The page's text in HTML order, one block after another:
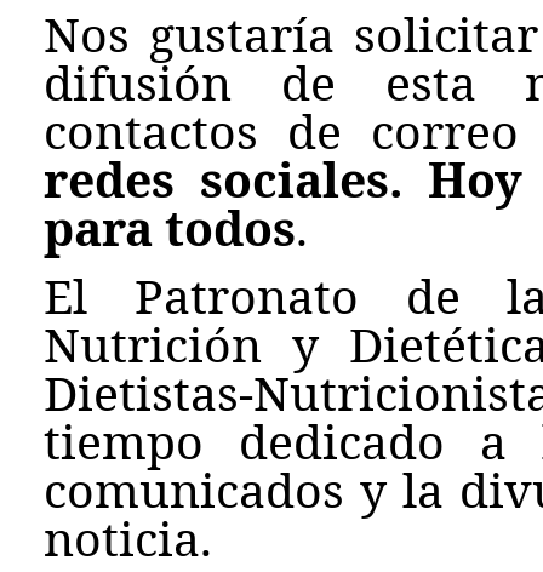
Nos gustaría
difusión de esta
contactos de
redes sociales.
para todos.
El Patronato de
Nutrición y
Dietistas-
tiempo dedicado
comunicados y la
noticia.